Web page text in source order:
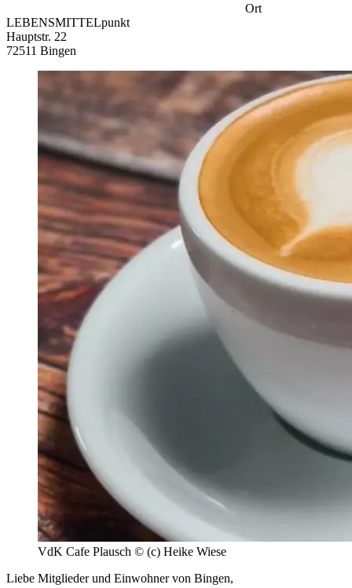
Ort
LEBENSMITTELpunkt
Hauptstr. 22
72511 Bingen
VdK Cafe Plausch © (c) Heike Wiese
Liebe Mitglieder und Einwohner von Bingen,